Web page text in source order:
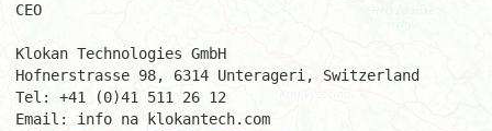
CEO
Klokan Technologies GmbH
Hofnerstrasse 98, 6314 Unterageri, Switzerland
Tel: +41 (0)41 511 26 12
Email: info na klokantech.com